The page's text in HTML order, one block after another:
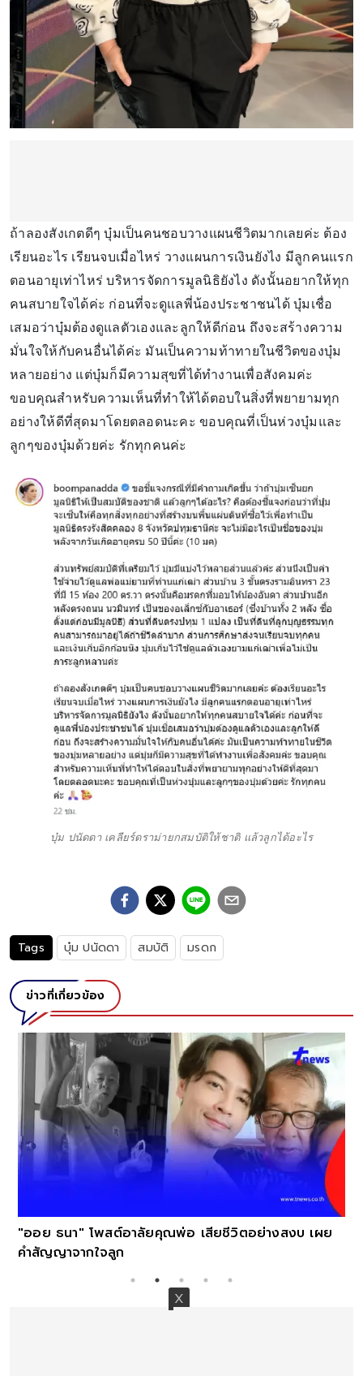
ถ้าลองสังเกตดีๆ บุ๋มเป็นคนชอบวางแผนชีวิตมากเลยค่ะ ต้อง
เรียนอะไร เรียนจบเมื่อไหร่ วางแผนการเงินยังไง มีลูกคนแรก
ตอนอายุเท่าไหร่ บริหารจัดการมูลนิธิยังไง ดังนั้นอยากให้ทุก
คนสบายใจได้ค่ะ ก่อนที่จะดูแลพี่น้องประชาชนได้ บุ๋มเชื่อ
เสมอว่าบุ๋มต้องดูแลตัวเองและลูกให้ดีก่อน ถึงจะสร้างความ
มั่นใจให้กับคนอื่นได้ค่ะ มันเป็นความท้าทายในชีวิตของบุ๋ม
หลายอย่าง แต่บุ๋มก็มีความสุขที่ได้ทำงานเพื่อสังคมค่ะ
ขอบคุณสำหรับความเห็นที่ทำให้ได้ตอบในสิ่งที่พยายามทุก
อย่างให้ดีที่สุดมาโดยตลอดนะคะ ขอบคุณที่เป็นห่วงบุ๋มและ
ลูกๆของบุ๋มด้วยค่ะ รักทุกคนค่ะ
บุ๋ม ปนัดดา เคลียร์ดราม่ายกสมบัติให้ชาติ แล้วลูกได้อะไร
Tags บุ๋ม ปนัดดา สมบัติ มรดก
ข่าวที่เกี่ยวข้อง
"ออย ธนา" โพสต์อาลัยคุณพ่อ เสียชีวิตอย่างสงบ เผย
คำสัญญาจากใจลูก